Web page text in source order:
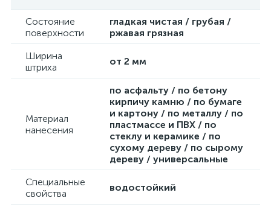
Состояние
поверхности
гладкая чистая / грубая /
ржавая грязная
Ширина
штриха
от 2 мм
Материал
нанесения
по асфальту / по бетону
кирпичу камню / по бумаге
и картону / по металлу / по
пластмассе и ПВХ / по
стеклу и керамике / по
сухому дереву / по сырому
дереву / универсальные
Специальные
свойства
водостойкий